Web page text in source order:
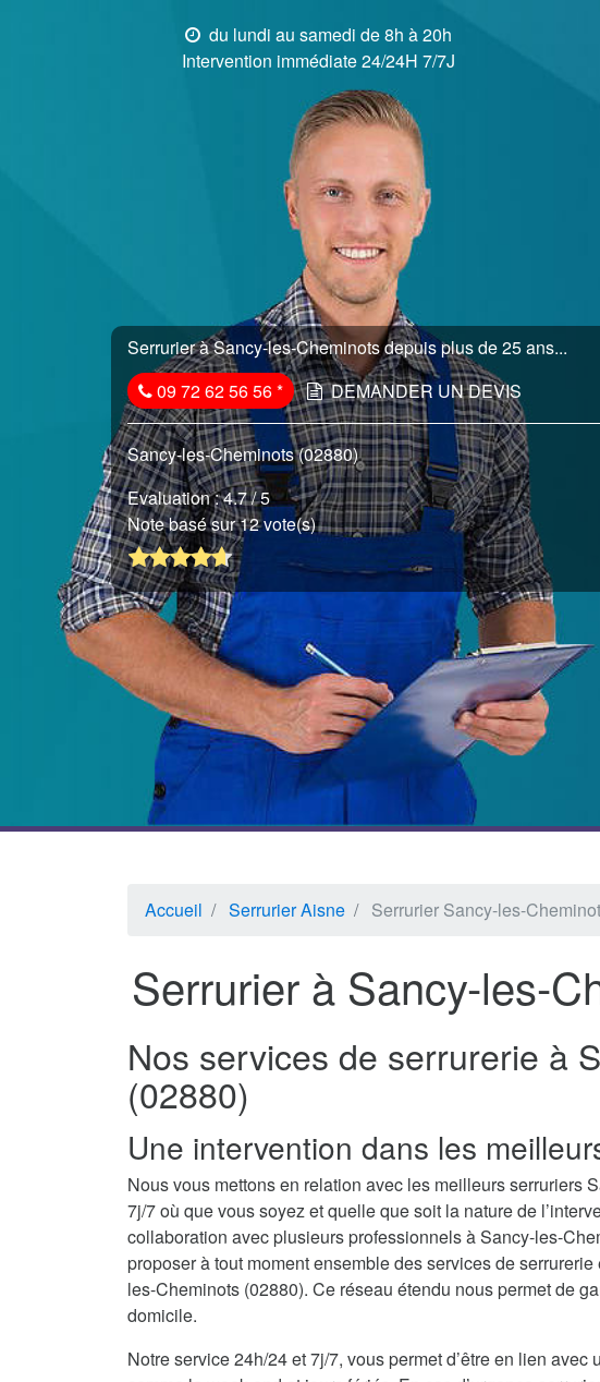
du lundi au samedi de 8h à 20h
Intervention immédiate 24/24H 7/7J
Serrurier à Sancy-les-Cheminots depuis plus de 25 ans...
09 72 62 56 56* DEMANDER UN DEVIS
Sancy-les-Cheminots (02880)
Evaluation :4.7/ 5
Note basé sur 12 vote(s)
Accueil Serrurier Aisne Serrurier Sancy-les-
Serrurier à Sancy-les-
Nos services de serrurerie à
(02880)
Une intervention dans les
Nous vous mettons en relation avec les meilleurs serruriers
7j/7 où que vous soyez et quelle que soit la nature de
collaboration avec plusieurs professionnels à Sancy-les-
proposer à tout moment ensemble des services de
les-Cheminots (02880). Ce réseau étendu nous permet de
domicile.
Notre service 24h/24 et 7j/7, vous permet d’être en lien